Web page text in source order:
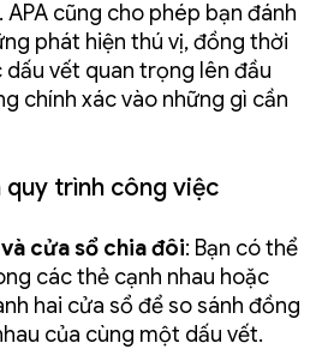
APA cũng cho phép bạn đánh
phát hiện thú vị, đồng thời
vết quan trọng lên đầu
chính xác vào những gì cần
quy trình công việc
cửa sổ chia đôi: Bạn có thể
các thẻ cạnh nhau hoặc
hai cửa sổ để so sánh đồng
của cùng một dấu vết.